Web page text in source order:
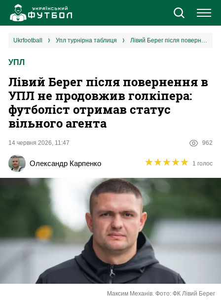
Новини
Єврокубки
УПЛ
2 ліга
Різне
Букмекери
Казино
ukrfootball упл турнірна таблиця Лівий Берег після повернення в УПЛ не продовжив голкіпера: футболіст отримав статус вільного агента
УПЛ
Лівий Берег після повернення в
УПЛ не продовжив голкіпера:
футболіст отримав статус
вільного агента
14 червня 2026, 11:47 962
Олександр Карпенко ★★★★★
★★★★★ 1 голос
Максим Механів. Фото: ФК Лівий Берег